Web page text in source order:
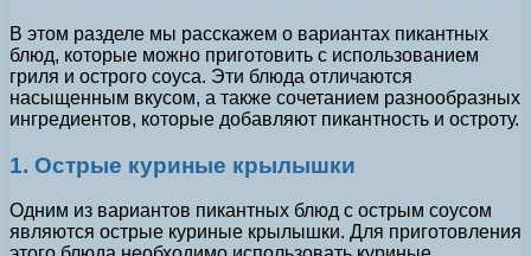
В этом разделе мы расскажем о вариантах пикантных
блюд, которые можно приготовить с использованием
гриля и острого соуса. Эти блюда отличаются
насыщенным вкусом, а также сочетанием разнообразных
ингредиентов, которые добавляют пикантность и остроту.
1. Острые куриные крылышки
Одним из вариантов пикантных блюд с острым соусом
являются острые куриные крылышки. Для приготовления